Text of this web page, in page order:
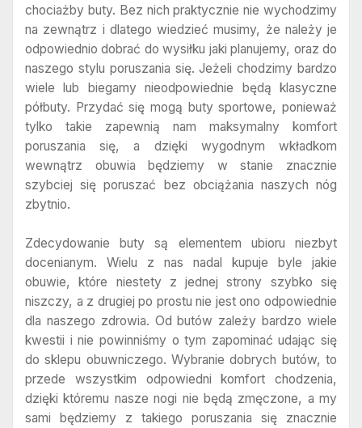
chociażby buty. Bez nich praktycznie nie wychodzimy
na zewnątrz i dlatego wiedzieć musimy, że należy je
odpowiednio dobrać do wysiłku jaki planujemy, oraz do
naszego stylu poruszania się. Jeżeli chodzimy bardzo
wiele lub biegamy nieodpowiednie będą klasyczne
półbuty. Przydać się mogą buty sportowe, ponieważ
tylko takie zapewnią nam maksymalny komfort
poruszania się, a dzięki wygodnym wkładkom
wewnątrz obuwia będziemy w stanie znacznie
szybciej się poruszać bez obciążania naszych nóg
zbytnio.
Zdecydowanie buty są elementem ubioru niezbyt
docenianym. Wielu z nas nadal kupuje byle jakie
obuwie, które niestety z jednej strony szybko się
niszczy, a z drugiej po prostu nie jest ono odpowiednie
dla naszego zdrowia. Od butów zależy bardzo wiele
kwestii i nie powinniśmy o tym zapominać udając się
do sklepu obuwniczego. Wybranie dobrych butów, to
przede wszystkim odpowiedni komfort chodzenia,
dzięki któremu nasze nogi nie będą zmęczone, a my
sami będziemy z takiego poruszania się znacznie